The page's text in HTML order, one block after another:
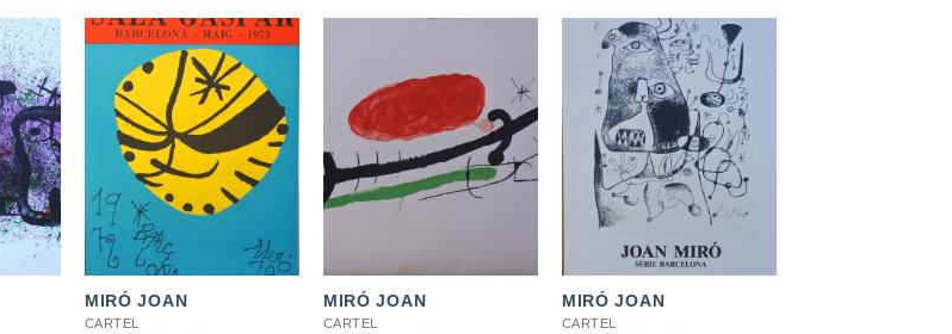
+
MIRÓ JOAN
CARTEL
MIRÓ JOAN
CARTEL
MIRÓ JOAN
CARTEL